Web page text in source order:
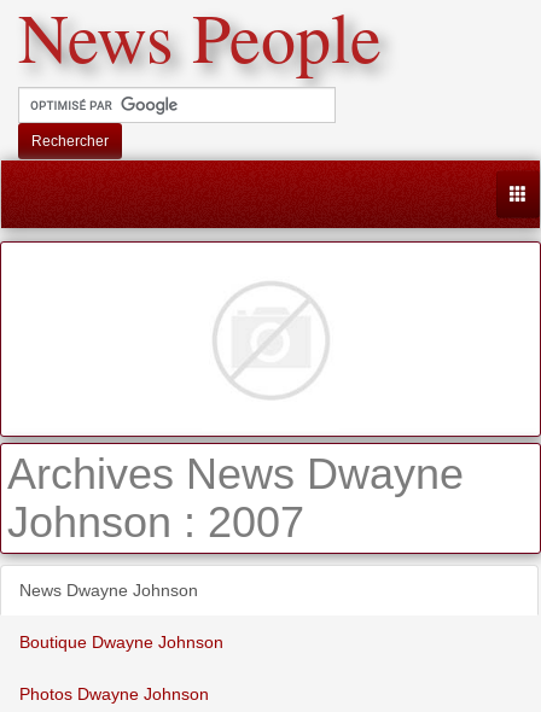
News People
Rechercher
Archives News Dwayne
Johnson : 2007
News Dwayne Johnson
Boutique Dwayne Johnson
Photos Dwayne Johnson